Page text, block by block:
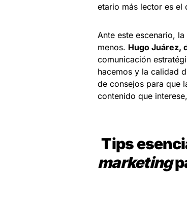
etario más lector es el
Ante este escenario,
menos. Hugo Juárez,
comunicación
hacemos y la calidad
de consejos para que
contenido que
Tips
marketing